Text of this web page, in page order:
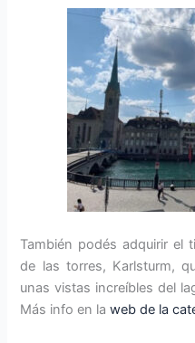
También podés adquirir el
de las torres, Karlsturm,
unas vistas increíbles del
Más info en laweb de la